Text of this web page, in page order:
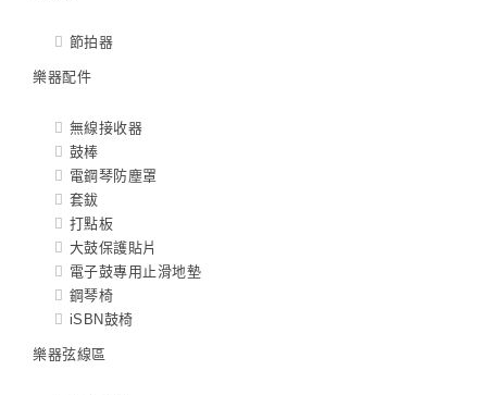
節拍器
樂器配件
無線接收器
鼓棒
電鋼琴防塵罩
套鈸
打點板
大鼓保護貼片
電子鼓專用止滑地墊
鋼琴椅
iSBN鼓椅
樂器弦線區